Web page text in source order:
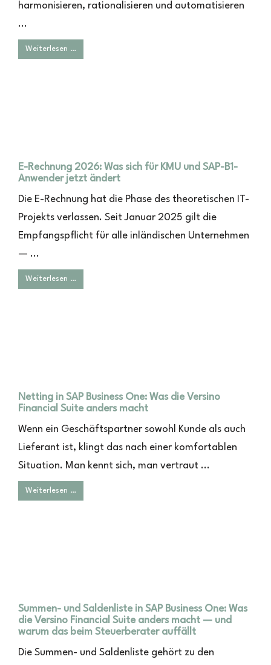
harmonisieren, rationalisieren und automatisieren
...
Weiterlesen …
E-Rechnung 2026: Was sich für KMU und SAP-B1-
Anwender jetzt ändert
Die E-Rechnung hat die Phase des theoretischen IT-
Projekts verlassen. Seit Januar 2025 gilt die
Empfangspflicht für alle inländischen Unternehmen
— ...
Weiterlesen …
Netting in SAP Business One: Was die Versino
Financial Suite anders macht
Wenn ein Geschäftspartner sowohl Kunde als auch
Lieferant ist, klingt das nach einer komfortablen
Situation. Man kennt sich, man vertraut ...
Weiterlesen …
Summen- und Saldenliste in SAP Business One: Was
die Versino Financial Suite anders macht — und
warum das beim Steuerberater auffällt
Die Summen- und Saldenliste gehört zu den